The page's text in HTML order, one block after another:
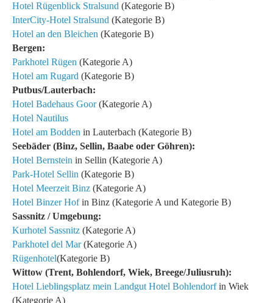
Hotel Rügenblick Stralsund (Kategorie B)
InterCity-Hotel Stralsund (Kategorie B)
Hotel an den Bleichen (Kategorie B)
Bergen:
Parkhotel Rügen (Kategorie A)
Hotel am Rugard (Kategorie B)
Putbus/Lauterbach:
Hotel Badehaus Goor (Kategorie A)
Hotel Nautilus
Hotel am Bodden in Lauterbach (Kategorie B)
Seebäder (Binz, Sellin, Baabe oder Göhren):
Hotel Bernstein in Sellin (Kategorie A)
Park-Hotel Sellin (Kategorie B)
Hotel Meerzeit Binz (Kategorie A)
Hotel Binzer Hofin Binz (Kategorie A und Kategorie B)
Sassnitz / Umgebung:
Kurhotel Sassnitz (Kategorie A)
Parkhotel del Mar(Kategorie A)
Rügenhotel(Kategorie B)
Wittow (Trent, Bohlendorf, Wiek, Breege/Juliusruh):
Hotel Lieblingsplatz mein Landgut Hotel Bohlendorfin Wiek
(Kategorie A)